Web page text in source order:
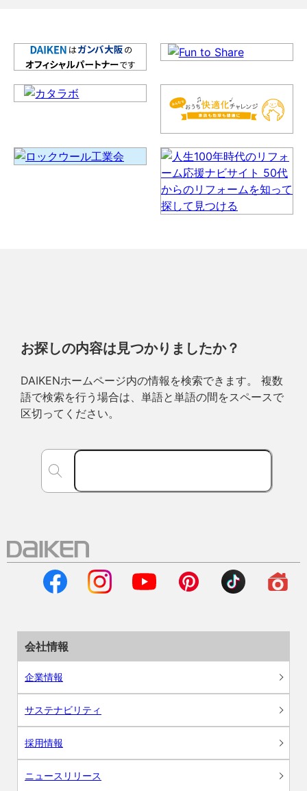
お探しの内容は見つかりましたか？
DAIKENホームページ内の情報を検索できます。 複数
語で検索を行う場合は、単語と単語の間をスペースで
区切ってください。
会社情報
企業情報
サステナビリティ
採用情報
ニュースリリース